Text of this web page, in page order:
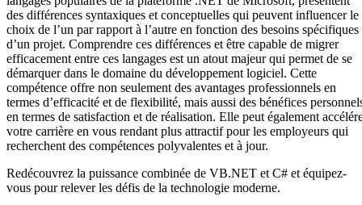
des différences syntaxiques et conceptuelles qui peuvent influencer le
choix de l’un par rapport à l’autre en fonction des besoins spécifiques
d’un projet. Comprendre ces différences et être capable de migrer
efficacement entre ces langages est un atout majeur qui permet de se
démarquer dans le domaine du développement logiciel. Cette
compétence offre non seulement des avantages professionnels en
termes d’efficacité et de flexibilité, mais aussi des bénéfices
en termes de satisfaction et de réalisation. Elle peut également
votre carrière en vous rendant plus attractif pour les employeurs qui
recherchent des compétences polyvalentes et à jour.
Redécouvrez la puissance combinée de VB.NET et C# et équipez-
vous pour relever les défis de la technologie moderne.